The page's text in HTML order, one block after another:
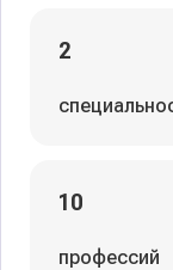
2
10
профессий